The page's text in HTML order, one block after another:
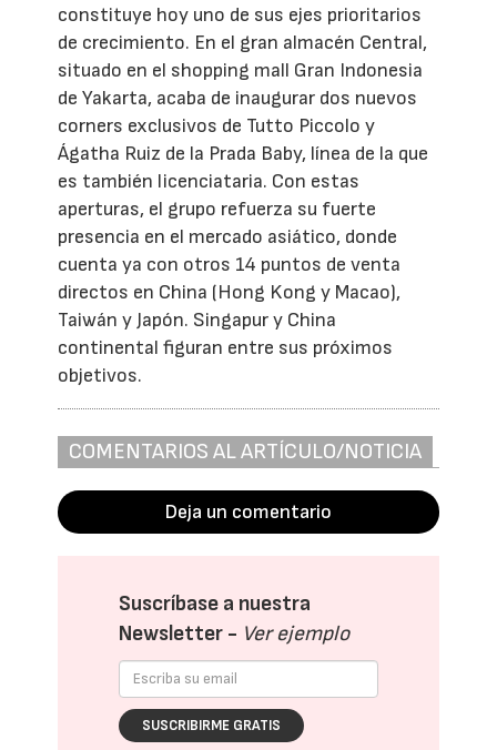
constituye hoy uno de sus ejes prioritarios
de crecimiento. En el gran almacén Central,
situado en el shopping mall Gran Indonesia
de Yakarta, acaba de inaugurar dos nuevos
corners exclusivos de Tutto Piccolo y
Ágatha Ruiz de la Prada Baby, línea de la que
es también licenciataria. Con estas
aperturas, el grupo refuerza su fuerte
presencia en el mercado asiático, donde
cuenta ya con otros 14 puntos de venta
directos en China (Hong Kong y Macao),
Taiwán y Japón. Singapur y China
continental figuran entre sus próximos
objetivos.
COMENTARIOS AL ARTÍCULO/NOTICIA
Deja un comentario
Suscríbase a nuestra
Newsletter - Ver ejemplo
SUSCRIBIRME GRATIS